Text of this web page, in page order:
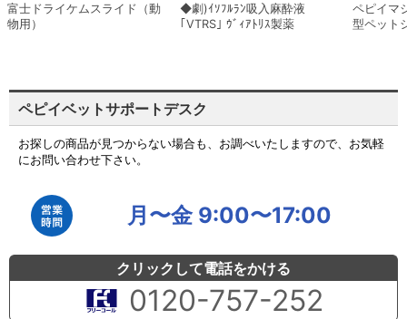
富士ドライケムスライド（動
物用）
◆劇)ｲｿﾌﾙﾗﾝ吸入麻酔液
｢VTRS｣ ｳﾞｨｱﾄﾘｽ製薬
ペピイマ
型ペット
ペピイベットサポートデスク
お探しの商品が見つからない場合も、お調べいたしますので、お気軽
にお問い合わせ下さい。
月〜金 9:00〜17:00
クリックして電話をかける
0120-757-252